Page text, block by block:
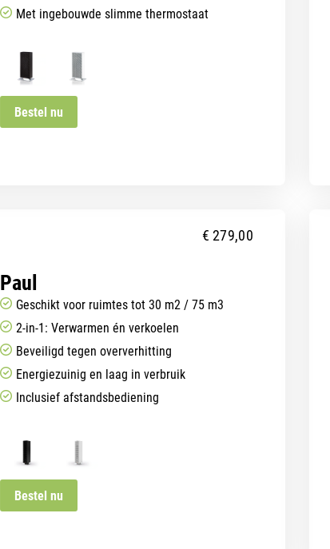
Met ingebouwde slimme thermostaat
Bestel nu
€ 279,00
Paul
Geschikt voor ruimtes tot 30 m2 / 75 m3
2-in-1: Verwarmen én verkoelen
Beveiligd tegen oververhitting
Energiezuinig en laag in verbruik
Inclusief afstandsbediening
Bestel nu